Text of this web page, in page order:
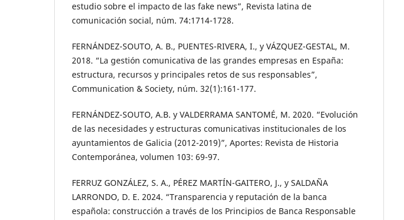
estudio sobre el impacto de las fake news”, Revista latina de
comunicación social, núm. 74:1714-1728.
FERNÁNDEZ-SOUTO, A. B., PUENTES-RIVERA, I., y VÁZQUEZ-GESTAL, M.
2018. “La gestión comunicativa de las grandes empresas en España:
estructura, recursos y principales retos de sus responsables”,
Communication & Society, núm. 32(1):161-177.
FERNÁNDEZ-SOUTO, A.B. y VALDERRAMA SANTOMÉ, M. 2020. “Evolución
de las necesidades y estructuras comunicativas institucionales de los
ayuntamientos de Galicia (2012-2019)”, Aportes: Revista de Historia
Contemporánea, volumen 103: 69-97.
FERRUZ GONZÁLEZ, S. A., PÉREZ MARTÍN-GAITERO, J., y SALDAÑA
LARRONDO, D. E. 2024. “Transparencia y reputación de la banca
española: construcción a través de los Principios de Banca Responsable